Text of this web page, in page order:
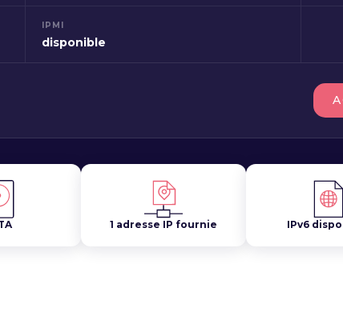
IPMI
disponible
1 adresse IP fournie IPv6